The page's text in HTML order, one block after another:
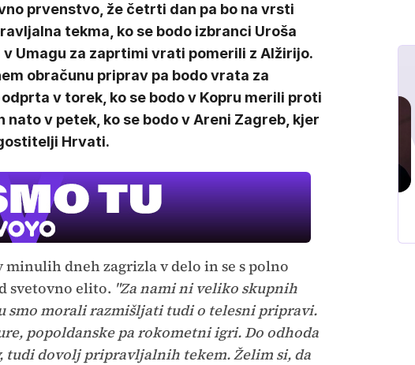
prvenstvo, že četrti dan pa bo na vrsti
tekma, ko se bodo izbranci Uroša
v Umagu za zaprtimi vrati pomerili z Alžirijo.
obračunu priprav pa bodo vrata za
v torek, ko se bodo v Kopru merili proti
nato v petek, ko se bodo v Areni Zagreb, kjer
Hrvati.
dneh zagrizla v delo in se s polno
svetovno elito. "Za nami ni veliko skupnih
smo morali razmišljati tudi o telesni pripravi.
popoldanske pa rokometni igri. Do odhoda
tudi dovolj pripravljalnih tekem. Želim si, da